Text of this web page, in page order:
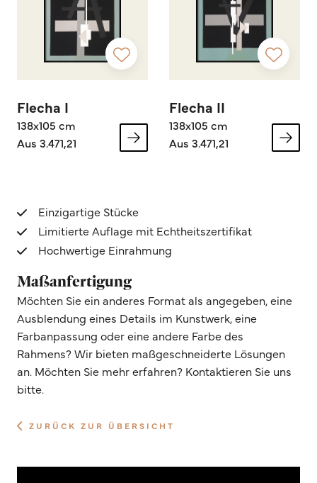
Flecha I
138x105 cm
Aus 3.471,21
Flecha II
138x105 cm
Aus 3.471,21
Einzigartige Stücke
Limitierte Auflage mit Echtheitszertifikat
Hochwertige Einrahmung
Maßanfertigung
Möchten Sie ein anderes Format als angegeben, eine
Ausblendung eines Details im Kunstwerk, eine
Farbanpassung oder eine andere Farbe des
Rahmens? Wir bieten maßgeschneiderte Lösungen
an. Möchten Sie mehr erfahren? Kontaktieren Sie uns
bitte.
ZURÜCK ZUR ÜBERSICHT